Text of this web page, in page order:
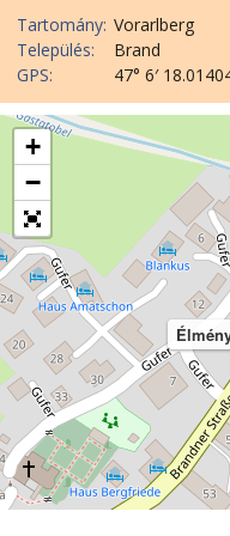
Tartomány: Vorarlberg
Település:
Brand
GPS:
47° 6′
+
−